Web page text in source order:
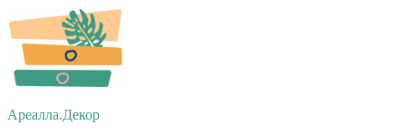
Перейти
к
содержимому
Ареалла.Декор